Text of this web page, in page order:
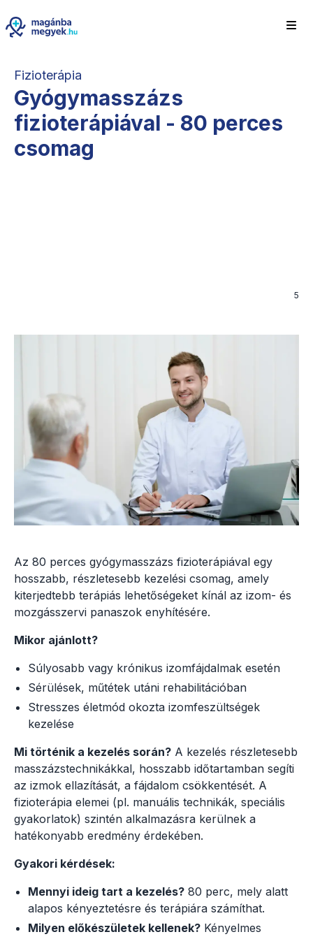
Fizioterápia
Gyógymasszázs
fizioterápiával - 80 perces
csomag
5
Az 80 perces gyógymasszázs fizioterápiával egy
hosszabb, részletesebb kezelési csomag, amely
kiterjedtebb terápiás lehetőségeket kínál az izom- és
mozgásszervi panaszok enyhítésére.
Mikor ajánlott?
Súlyosabb vagy krónikus izomfájdalmak esetén
Sérülések, műtétek utáni rehabilitációban
Stresszes életmód okozta izomfeszültségek
kezelése
Mi történik a kezelés során? A kezelés részletesebb
masszázstechnikákkal, hosszabb időtartamban segíti
az izmok ellazítását, a fájdalom csökkentését. A
fizioterápia elemei (pl. manuális technikák, speciális
gyakorlatok) szintén alkalmazásra kerülnek a
hatékonyabb eredmény érdekében.
Gyakori kérdések:
Mennyi ideig tart a kezelés? 80 perc, mely alatt
alapos kényeztetésre és terápiára számíthat.
Milyen előkészületek kellenek? Kényelmes